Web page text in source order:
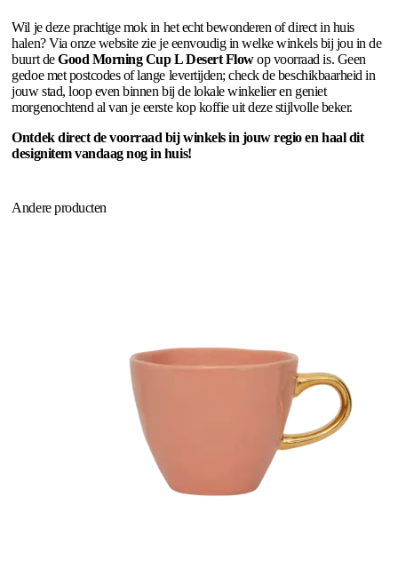
Wil je deze prachtige mok in het echt bewonderen of direct in huis
halen? Via onze website zie je eenvoudig in welke winkels bij jou in de
buurt deGood Morning Cup L Desert Flowop voorraad is. Geen
gedoe met postcodes of lange levertijden; check de beschikbaarheid in
jouw stad, loop even binnen bij de lokale winkelier en geniet
morgenochtend al van je eerste kop koffie uit deze stijlvolle beker.
Ontdek direct de voorraad bij winkels in jouw regio en haal dit
designitem vandaag nog in huis!
Andere producten